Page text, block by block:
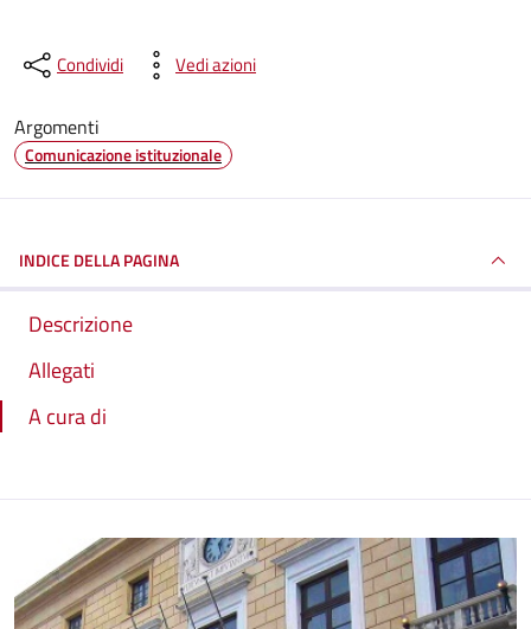
Condividi Vedi azioni
Argomenti
Comunicazione istituzionale
INDICE DELLA PAGINA
Descrizione
Allegati
A cura di